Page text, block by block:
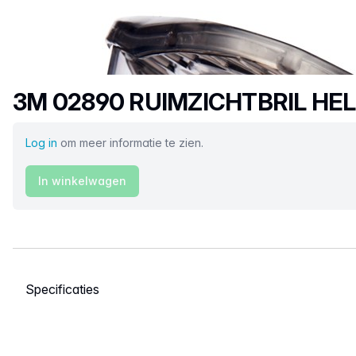
Productnaam
3M 02890 RUIMZICHTBRIL
Log in om meer informatie te zien.
In winkelwagen
Selecteer een tabblad